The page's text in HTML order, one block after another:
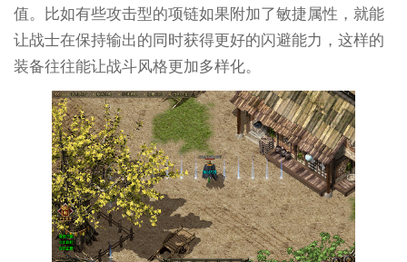
值。比如有些攻击型的项链如果附加了敏捷属性，就能
让战士在保持输出的同时获得更好的闪避能力，这样的
装备往往能让战斗风格更加多样化。